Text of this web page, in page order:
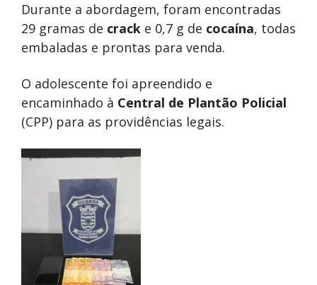
Durante a abordagem, foram encontradas
29 gramas de crack e 0,7 g de cocaína, todas
embaladas e prontas para venda.
O adolescente foi apreendido e
encaminhado à Central de Plantão Policial
(CPP) para as providências legais.